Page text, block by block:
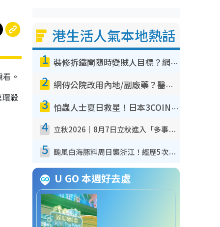
。
殺
港生活人氣本地熱話
1 裝修拆鐵閘隨時變賊人目標？網民揭2大關鍵用途：裝新式等於白裝？附新舊鐵閘分別
2 網傳公院改用內地/副廠藥？醫生拆解正副廠分別 揭4類人換藥隨時出事
3 怕蟲人士夏日救星！日本3COINS爆紅驅蟲神器$45起 1招「全程免觸碰」輕鬆搞定小強
4 立秋2026｜8月7日立秋進入「多事之秋」 3件事唔做得！專家教6招開運 清枱頭／銀包納氣接好運
5 颱風白海豚料周日襲浙江！經歷5次「眼牆置換」極罕見 成登陸內地最長途颱風
U GO 本週好去處